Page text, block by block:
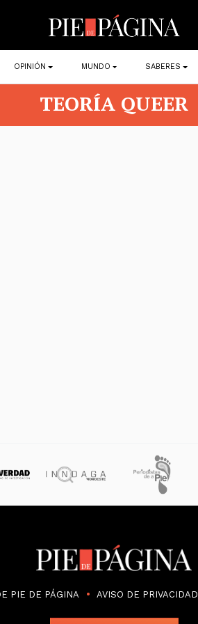
OPINIÓN MUNDO SABERES
TEORÍA QUEER
PIE DE PÁGINA AVISO DE PRIVACIDAD